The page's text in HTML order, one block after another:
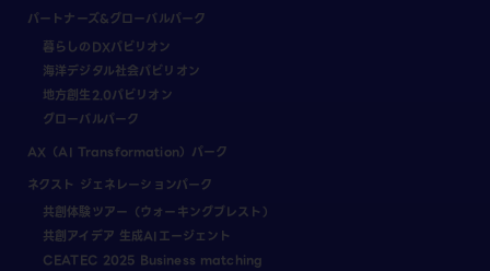
パートナーズ&グローバルパーク
暮らしのDXパビリオン
海洋デジタル社会パビリオン
地方創生2.0パビリオン
グローバルパーク
AX（AI Transformation）パーク
ネクスト ジェネレーションパーク
共創体験ツアー（ウォーキングブレスト）
共創アイデア 生成AIエージェント
CEATEC 2025 Business matching